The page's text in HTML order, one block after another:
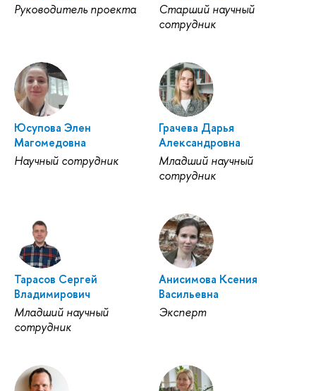
Руководитель проекта
Старший научный
сотрудник
Юсупова Элен
Магомедовна
Научный сотрудник
Грачева Дарья
Александровна
Младший научный
сотрудник
Тарасов Сергей
Владимирович
Младший научный
сотрудник
Анисимова Ксения
Васильевна
Эксперт